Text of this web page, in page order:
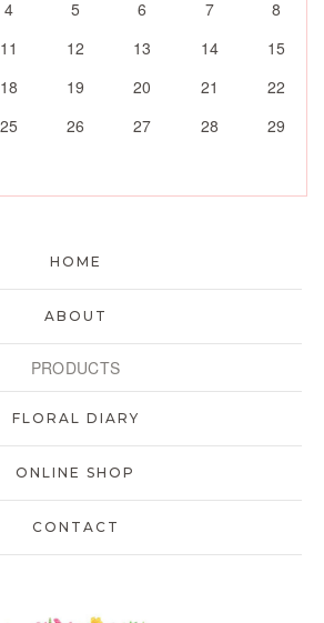
4 5 6 7
8
11 12 13 14
15
18 19 20 21
22
25 26 27 28
29
HOME
ABOUT
PRODUCTS
FLORAL DIARY
ONLINE SHOP
CONTACT